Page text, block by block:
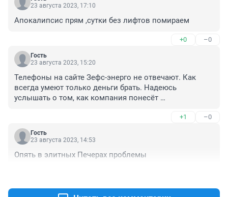
23 августа 2023, 17:10
Апокалипсис прям ,сутки без лифтов помираем
+0 –0
Гость
23 августа 2023, 15:20
Телефоны на сайте Зефс-энерго не отвечают. Как
всегда умеют только деньги брать. Надеюсь
услышать о том, как компания понесёт
+1 –0
Гость
23 августа 2023, 14:53
Опять в элитных Печерах проблемы